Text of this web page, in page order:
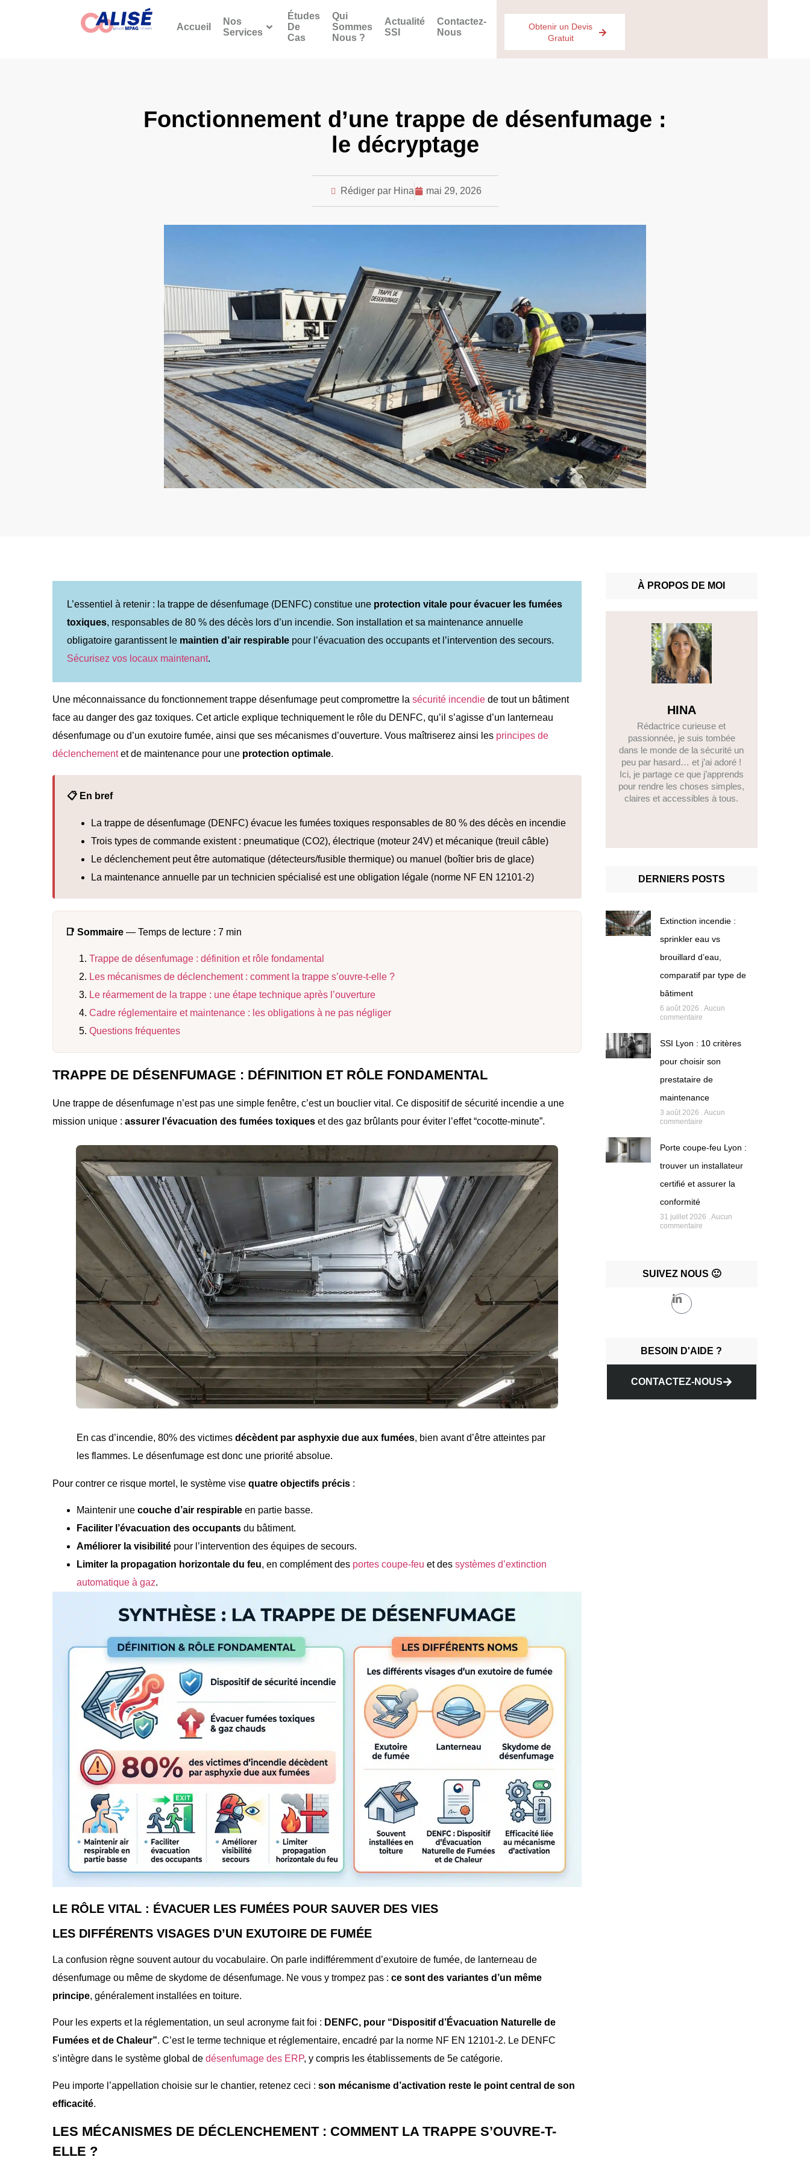
Accueil
Nos
Services
Études
De
Cas
Qui
Sommes
Nous ?
Actualité
SSI
Contactez-
Nous
Obtenir un Devis
Gratuit
Fonctionnement d’une trappe de désenfumage :
le décryptage
Rédiger par Hina mai 29, 2026
L’essentiel à retenir : la trappe de désenfumage (DENFC) constitue une protection vitale pour évacuer les fumées
toxiques, responsables de 80 % des décès lors d’un incendie. Son installation et sa maintenance annuelle
obligatoire garantissent le maintien d’air respirable pour l’évacuation des occupants et l’intervention des secours.
Sécurisez vos locaux maintenant.
Une méconnaissance du fonctionnement trappe désenfumage peut compromettre la sécurité incendie de tout un bâtiment
face au danger des gaz toxiques. Cet article explique techniquement le rôle du DENFC, qu’il s’agisse d’un lanterneau
désenfumage ou d’un exutoire fumée, ainsi que ses mécanismes d’ouverture. Vous maîtriserez ainsi les principes de
déclenchementet de maintenance pour une protection optimale.
📋 En bref
La trappe de désenfumage (DENFC) évacue les fumées toxiques responsables de 80 % des décès en incendie
Trois types de commande existent : pneumatique (CO2), électrique (moteur 24V) et mécanique (treuil câble)
Le déclenchement peut être automatique (détecteurs/fusible thermique) ou manuel (boîtier bris de glace)
La maintenance annuelle par un technicien spécialisé est une obligation légale (norme NF EN 12101-2)
📑 Sommaire — Temps de lecture : 7 min
Trappe de désenfumage : définition et rôle fondamental
Les mécanismes de déclenchement : comment la trappe s’ouvre-t-elle ?
Le réarmement de la trappe : une étape technique après l’ouverture
Cadre réglementaire et maintenance : les obligations à ne pas négliger
Questions fréquentes
TRAPPE DE DÉSENFUMAGE : DÉFINITION ET RÔLE FONDAMENTAL
Une trappe de désenfumage n’est pas une simple fenêtre, c’est un bouclier vital. Ce dispositif de sécurité incendie a une
mission unique : assurer l’évacuation des fumées toxiques et des gaz brûlants pour éviter l’effet “cocotte-minute”.
En cas d’incendie, 80% des victimes décèdent par asphyxie due aux fumées, bien avant d’être atteintes par
les flammes. Le désenfumage est donc une priorité absolue.
Pour contrer ce risque mortel, le système vise quatre objectifs précis :
Maintenir une couche d’air respirable en partie basse.
Faciliter l’évacuation des occupants du bâtiment.
Améliorer la visibilité pour l’intervention des équipes de secours.
Limiter la propagation horizontale du feu, en complément des portes coupe-feu et des systèmes d’extinction
automatique à gaz.
LE RÔLE VITAL : ÉVACUER LES FUMÉES POUR SAUVER DES VIES
LES DIFFÉRENTS VISAGES D’UN EXUTOIRE DE FUMÉE
La confusion règne souvent autour du vocabulaire. On parle indifféremment d’exutoire de fumée, de lanterneau de
désenfumage ou même de skydome de désenfumage. Ne vous y trompez pas : ce sont des variantes d’un même
principe, généralement installées en toiture.
Pour les experts et la réglementation, un seul acronyme fait foi : DENFC, pour “Dispositif d’Évacuation Naturelle de
Fumées et de Chaleur”. C’est le terme technique et réglementaire, encadré par la norme NF EN 12101-2. Le DENFC
s’intègre dans le système global de désenfumage des ERP, y compris les établissements de 5e catégorie.
Peu importe l’appellation choisie sur le chantier, retenez ceci : son mécanisme d’activation reste le point central de son
efficacité.
LES MÉCANISMES DE DÉCLENCHEMENT : COMMENT LA TRAPPE S’OUVRE-T-
ELLE ?
À PROPOS DE MOI
HINA
Rédactrice curieuse et
passionnée, je suis tombée
dans le monde de la sécurité un
peu par hasard… et j’ai adoré !
Ici, je partage ce que j’apprends
pour rendre les choses simples,
claires et accessibles à tous.
DERNIERS POSTS
Extinction incendie :
sprinkler eau vs
brouillard d’eau,
comparatif par type de
bâtiment
6 août 2026
Aucun
commentaire
SSI Lyon : 10 critères
pour choisir son
prestataire de
maintenance
3 août 2026
Aucun
commentaire
Porte coupe-feu Lyon :
trouver un installateur
certifié et assurer la
conformité
31 juillet 2026
Aucun
commentaire
SUIVEZ NOUS 🙂
BESOIN D'AIDE ?
CONTACTEZ-NOUS